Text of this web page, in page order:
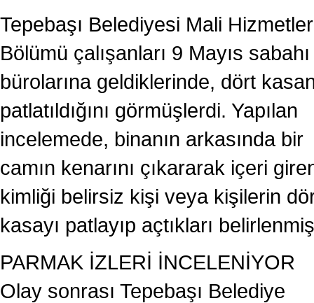
Tepebaşı Belediyesi Mali Hizmetler
Bölümü çalışanları 9 Mayıs sabahı
bürolarına geldiklerinde, dört
patlatıldığını görmüşlerdi. Yapılan
incelemede, binanın arkasında bir
camın kenarını çıkararak içeri
kimliği belirsiz kişi veya kişilerin
kasayı patlayıp açtıkları
PARMAK İZLERİ İNCELENİYOR
Olay sonrası Tepebaşı Belediye